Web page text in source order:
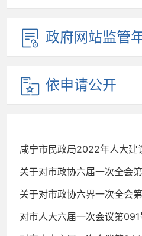
政府网站监管
依申请公开
咸宁市民政局2022年人大建
关于对市政协六届一次全会
关于对市政协六界一次全会
对市人大六届一次会议第